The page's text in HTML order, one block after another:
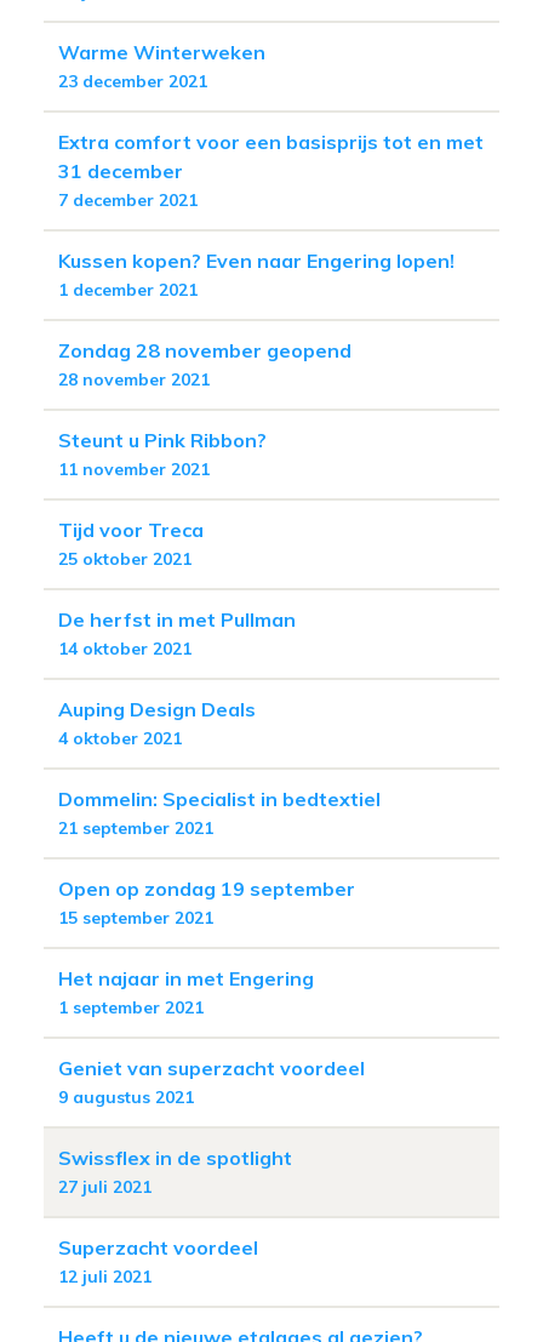
Warme Winterweken
23 december 2021
Extra comfort voor een basisprijs tot en met
31 december
7 december 2021
Kussen kopen? Even naar Engering lopen!
1 december 2021
Zondag 28 november geopend
28 november 2021
Steunt u Pink Ribbon?
11 november 2021
Tijd voor Treca
25 oktober 2021
De herfst in met Pullman
14 oktober 2021
Auping Design Deals
4 oktober 2021
Dommelin: Specialist in bedtextiel
21 september 2021
Open op zondag 19 september
15 september 2021
Het najaar in met Engering
1 september 2021
Geniet van superzacht voordeel
9 augustus 2021
Swissflex in de spotlight
27 juli 2021
Superzacht voordeel
12 juli 2021
Heeft u de nieuwe etalages al gezien?